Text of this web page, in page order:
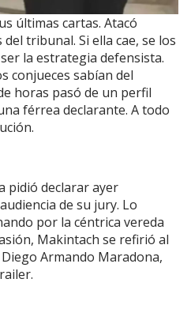
últimas cartas. Atacó
tribunal. Si ella cae, se los
la estrategia defensista.
conjueces sabían del
horas pasó de un perfil
férrea declarante. A todo
pidió declarar ayer
de su jury. Lo
por la céntrica vereda
Makintach se refirió al
Armando Maradona,